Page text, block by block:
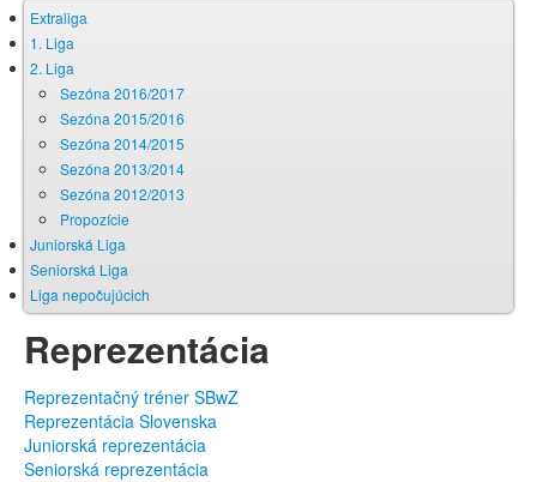
Extraliga
1. Liga
2. Liga
Sezóna 2016/2017
Sezóna 2015/2016
Sezóna 2014/2015
Sezóna 2013/2014
Sezóna 2012/2013
Propozície
Juniorská Liga
Seniorská Liga
Liga nepočujúcich
Reprezentácia
Reprezentačný tréner SBwZ
Reprezentácia Slovenska
Juniorská reprezentácia
Seniorská reprezentácia